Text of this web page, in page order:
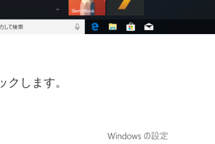
クします。